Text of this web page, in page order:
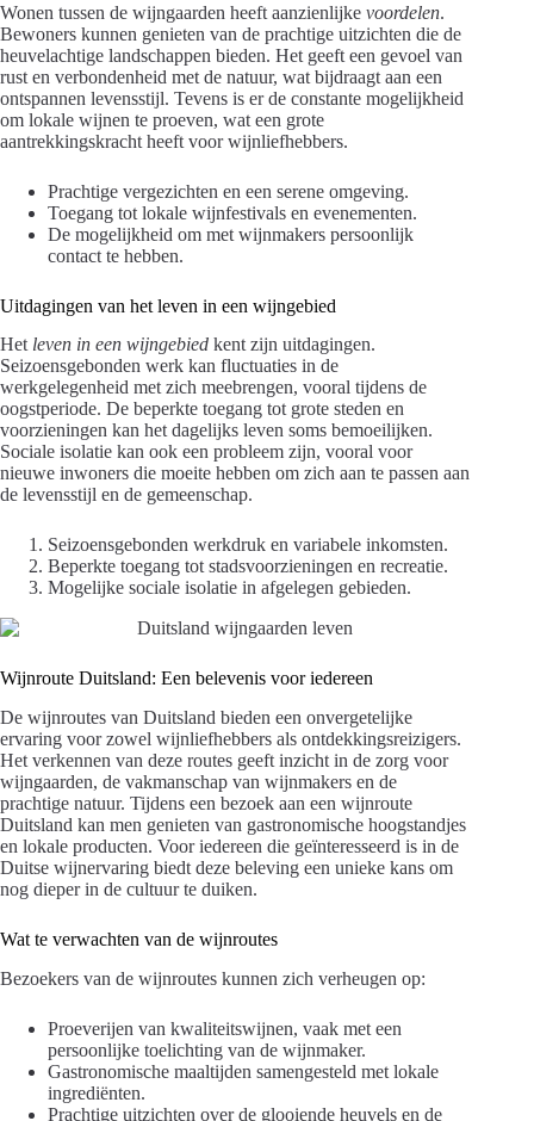
Wonen tussen de wijngaarden heeft aanzienlijke voordelen.
Bewoners kunnen genieten van de prachtige uitzichten die de
heuvelachtige landschappen bieden. Het geeft een gevoel van
rust en verbondenheid met de natuur, wat bijdraagt aan een
ontspannen levensstijl. Tevens is er de constante mogelijkheid
om lokale wijnen te proeven, wat een grote
aantrekkingskracht heeft voor wijnliefhebbers.
Prachtige vergezichten en een serene omgeving.
Toegang tot lokale wijnfestivals en evenementen.
De mogelijkheid om met wijnmakers persoonlijk
contact te hebben.
Uitdagingen van het leven in een wijngebied
Het leven in een wijngebied kent zijn uitdagingen.
Seizoensgebonden werk kan fluctuaties in de
werkgelegenheid met zich meebrengen, vooral tijdens de
oogstperiode. De beperkte toegang tot grote steden en
voorzieningen kan het dagelijks leven soms bemoeilijken.
Sociale isolatie kan ook een probleem zijn, vooral voor
nieuwe inwoners die moeite hebben om zich aan te passen aan
de levensstijl en de gemeenschap.
Seizoensgebonden werkdruk en variabele inkomsten.
Beperkte toegang tot stadsvoorzieningen en recreatie.
Mogelijke sociale isolatie in afgelegen gebieden.
Wijnroute Duitsland: Een belevenis voor iedereen
De wijnroutes van Duitsland bieden een onvergetelijke
ervaring voor zowel wijnliefhebbers als ontdekkingsreizigers.
Het verkennen van deze routes geeft inzicht in de zorg voor
wijngaarden, de vakmanschap van wijnmakers en de
prachtige natuur. Tijdens een bezoek aan een wijnroute
Duitsland kan men genieten van gastronomische hoogstandjes
en lokale producten. Voor iedereen die geïnteresseerd is in de
Duitse wijnervaring biedt deze beleving een unieke kans om
nog dieper in de cultuur te duiken.
Wat te verwachten van de wijnroutes
Bezoekers van de wijnroutes kunnen zich verheugen op:
Proeverijen van kwaliteitswijnen, vaak met een
persoonlijke toelichting van de wijnmaker.
Gastronomische maaltijden samengesteld met lokale
ingrediënten.
Prachtige uitzichten over de glooiende heuvels en de